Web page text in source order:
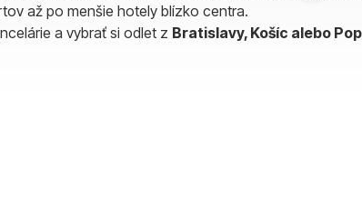
až po menšie hotely blízko centra.
a vybrať si odlet z Bratislavy, Košíc alebo